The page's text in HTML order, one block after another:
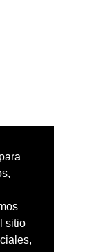
sitio